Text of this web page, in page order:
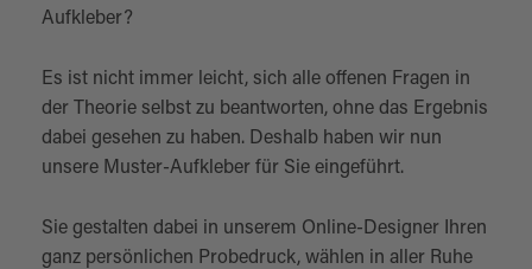
Aufkleber?
Es ist nicht immer leicht, sich alle offenen Fragen in
der Theorie selbst zu beantworten, ohne das Ergebnis
dabei gesehen zu haben. Deshalb haben wir nun
unsere Muster-Aufkleber für Sie eingeführt.
Sie gestalten dabei in unserem Online-Designer Ihren
ganz persönlichen Probedruck, wählen in aller Ruhe